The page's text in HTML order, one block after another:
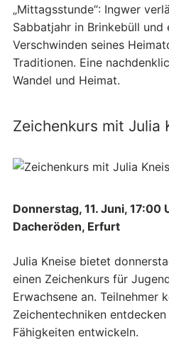
„Mittagsstunde“: Ingwer
Sabbatjahr in Brinkebüll
Verschwinden seines
Traditionen. Eine
Wandel und Heimat.
Zeichenkurs mit Julia
Donnerstag, 11. Juni, 17:00
Dacheröden, Erfurt
Julia Kneise bietet
einen Zeichenkurs für
Erwachsene an. Teilnehmer
Zeichentechniken
Fähigkeiten entwickeln.